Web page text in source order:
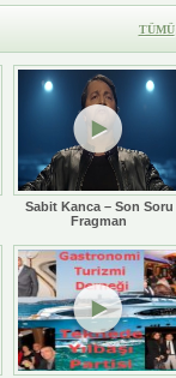
TÜMÜ
Sabit Kanca – Son Soru
Fragman